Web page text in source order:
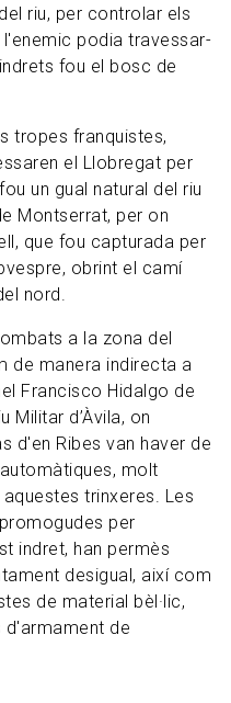
riu, per controlar els
podia travessar-
fou el bosc de
tropes franquistes,
el Llobregat per
un gual natural del riu
Montserrat, per on
que fou capturada per
obrint el camí
nord.
a la zona del
de manera indirecta a
Francisco Hidalgo de
Militar d’Àvila, on
d'en Ribes van haver de
molt
trinxeres. Les
per
indret, han permès
desigual, així com
de material bèl·lic,
d'armament de